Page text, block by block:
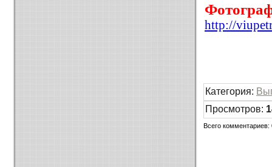
http://
Категория:
Просмотров:
Всего комментариев: